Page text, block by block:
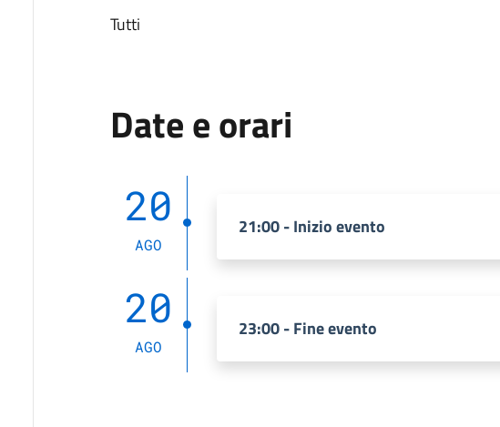
Tutti
Date e orari
20
AGO
21:00 - Inizio evento
20
AGO
23:00 - Fine evento